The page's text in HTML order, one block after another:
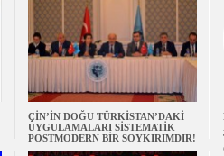
ÇİN’İN DOĞU TÜRKİSTAN’DAKİ
UYGULAMALARI SİSTEMATİK
POSTMODERN BİR SOYKIRIMDIR!